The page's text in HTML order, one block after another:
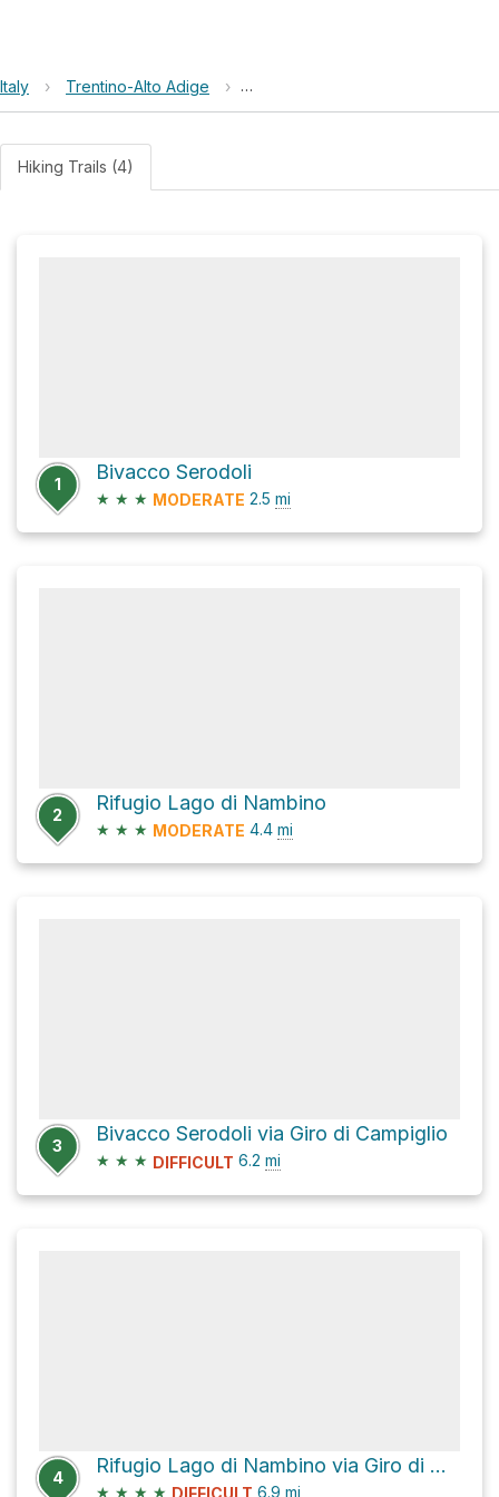
Italy › Trentino-Alto Adige › Parco naturale dell'Adamello-
Hiking Trails (4)
1
Bivacco Serodoli
★ ★ ★ MODERATE 2.5 mi
2
Rifugio Lago di Nambino
★ ★ ★ MODERATE 4.4 mi
3
Bivacco Serodoli via Giro di Campiglio
★ ★ ★ DIFFICULT 6.2 mi
4
Rifugio Lago di Nambino via Giro di Campiglio
★ ★ ★ ★ DIFFICULT 6.9 mi